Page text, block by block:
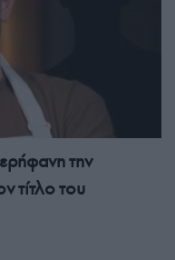
την
τίτλο του